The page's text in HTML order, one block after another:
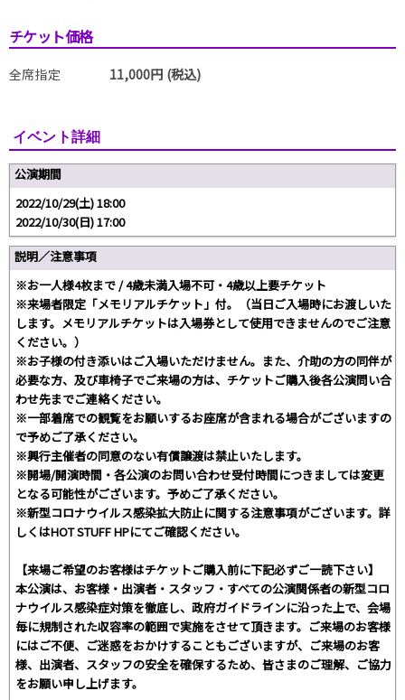
チケット価格
全席指定 11,000円 (税込)
イベント詳細
公演期間
2022/10/29(土) 18:00
2022/10/30(日) 17:00
説明／注意事項
※お一人様4枚まで / 4歳未満入場不可・4歳以上要チケット
※来場者限定「メモリアルチケット」付。（当日ご入場時にお渡しいた
します。メモリアルチケットは入場券として使用できませんのでご注意
ください。）
※お子様の付き添いはご入場いただけません。また、介助の方の同伴が
必要な方、及び車椅子でご来場の方は、チケットご購入後各公演問い合
わせ先までご連絡ください。
※一部着席での観覧をお願いするお座席が含まれる場合がございますの
で予めご了承ください。
※興行主催者の同意のない有償譲渡は禁止いたします。
※開場/開演時間・各公演のお問い合わせ受付時間につきましては変更
となる可能性がございます。予めご了承ください。
※新型コロナウイルス感染拡大防止に関する注意事項がございます。詳
しくはHOT STUFF HPにてご確認ください。
【来場ご希望のお客様はチケットご購入前に下記必ずご一読下さい】
本公演は、お客様・出演者・スタッフ・すべての公演関係者の新型コロ
ナウイルス感染症対策を徹底し、政府ガイドラインに沿った上で、会場
毎に規制された収容率の範囲で実施をさせて頂きます。ご来場のお客様
にはご不便、ご迷惑をおかけすることもございますが、ご来場のお客
様、出演者、スタッフの安全を確保するため、皆さまのご理解、ご協力
をお願い申し上げます。